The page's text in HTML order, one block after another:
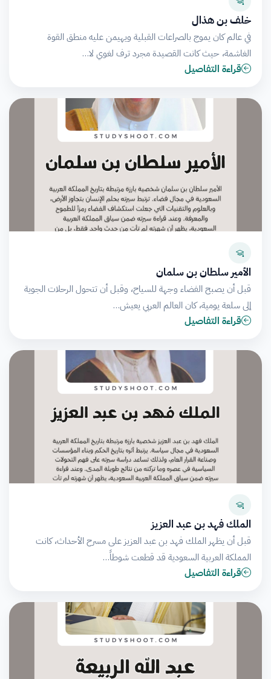
خلف بن هذال
في عالم كان يموج بالصراعات القبلية ويهيمن عليه منطق القوة
الغاشمة، حيث كانت القصيدة مجرد ترف لغوي لا…
قراءة التفاصيل
الأمير سلطان بن سلمان
قبل أن يصبح الفضاء وجهة للسياح، وقبل أن تتحول الرحلات الجوية
إلى سلعة يومية، كان العالم العربي يعيش…
قراءة التفاصيل
الملك فهد بن عبد العزيز
قبل أن يظهر الملك فهد بن عبد العزيز على مسرح الأحداث، كانت
المملكة العربية السعودية قد قطعت شوطاً…
قراءة التفاصيل